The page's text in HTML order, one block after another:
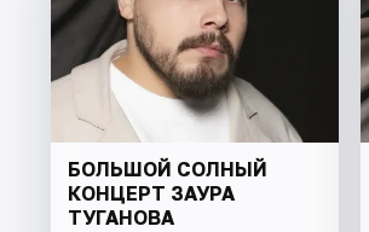
БОЛЬШОЙ СОЛНЫЙ
КОНЦЕРТ ЗАУРА
ТУГАНОВА